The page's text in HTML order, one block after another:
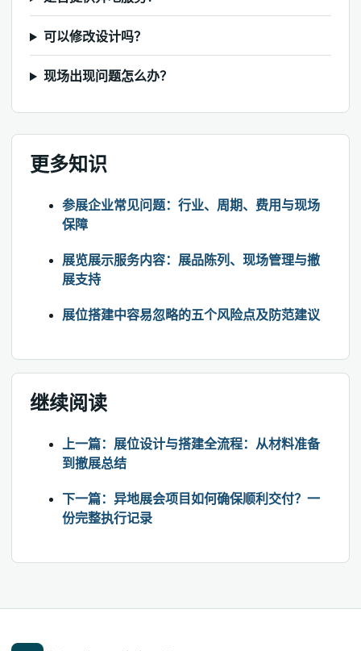
可以修改设计吗？
现场出现问题怎么办？
更多知识
参展企业常见问题：行业、周期、费用与现场
保障
展览展示服务内容：展品陈列、现场管理与撤
展支持
展位搭建中容易忽略的五个风险点及防范建议
继续阅读
上一篇：展位设计与搭建全流程：从材料准备
到撤展总结
下一篇：异地展会项目如何确保顺利交付？一
份完整执行记录